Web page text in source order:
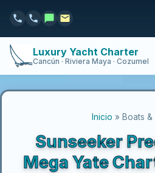
Luxury Yacht Charter
Cancún · Riviera Maya · Cozumel
Inicio » Boats &
Sunseeker
Mega Yate